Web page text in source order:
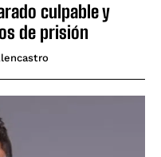
culpable y
de prisión